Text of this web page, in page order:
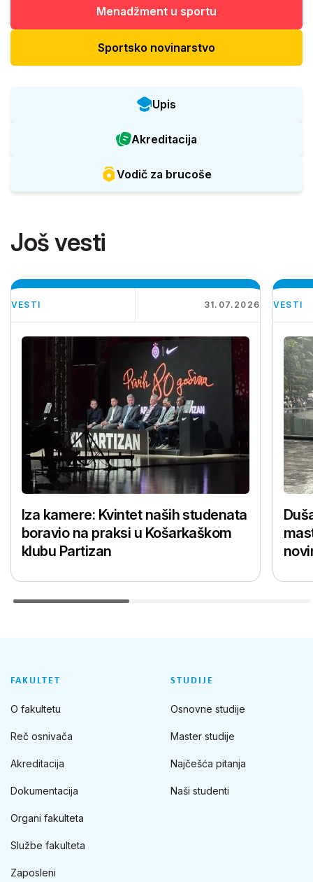
Menadžment u sportu
Sportsko novinarstvo
Upis
Akreditacija
Vodič za brucoše
Još vesti
VESTI 31.07.2026
Iza kamere: Kvintet naših studenata
boravio na praksi u Košarkaškom
klubu Partizan
VESTI
FAKULTET
O fakultetu
Reč osnivača
Akreditacija
Dokumentacija
Organi fakulteta
Službe fakulteta
Zaposleni
STUDIJE
Osnovne studije
Master studije
Najčešća pitanja
Naši studenti